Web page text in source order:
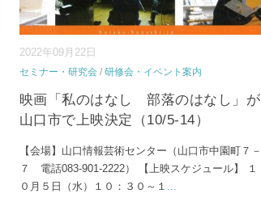
2022年09月22日
セミナー・研究会/ 研修会・イベント案内
映画「私のはなし 部落のはなし」が
山口市で上映決定（10/5-14）
【会場】山口情報芸術センター（山口市中園町７－
７ 電話083-901-2222） 【上映スケジュール】 １
０月５日（水）１０：３０～１ ...